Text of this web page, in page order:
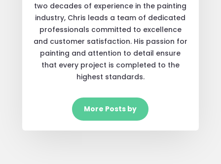
two decades of experience in the painting
industry, Chris leads a team of dedicated
professionals committed to excellence
and customer satisfaction. His passion for
painting and attention to detail ensure
that every project is completed to the
highest standards.
More Posts by